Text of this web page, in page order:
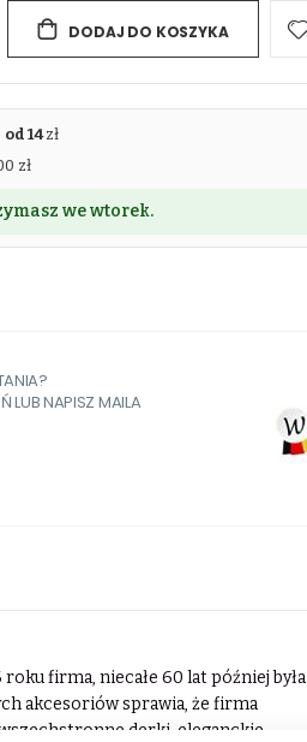
DODAJ DO KOSZYKA
od 14zł
zł
we wtorek.
LUB NAPISZ MAILA
firma, niecałe 60 lat później była
akcesoriów sprawia, że firma
derki, eleganckie